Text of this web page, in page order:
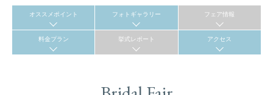
オススメポイント フォトギャラリー フェア情報
料金プラン 挙式レポート アクセス